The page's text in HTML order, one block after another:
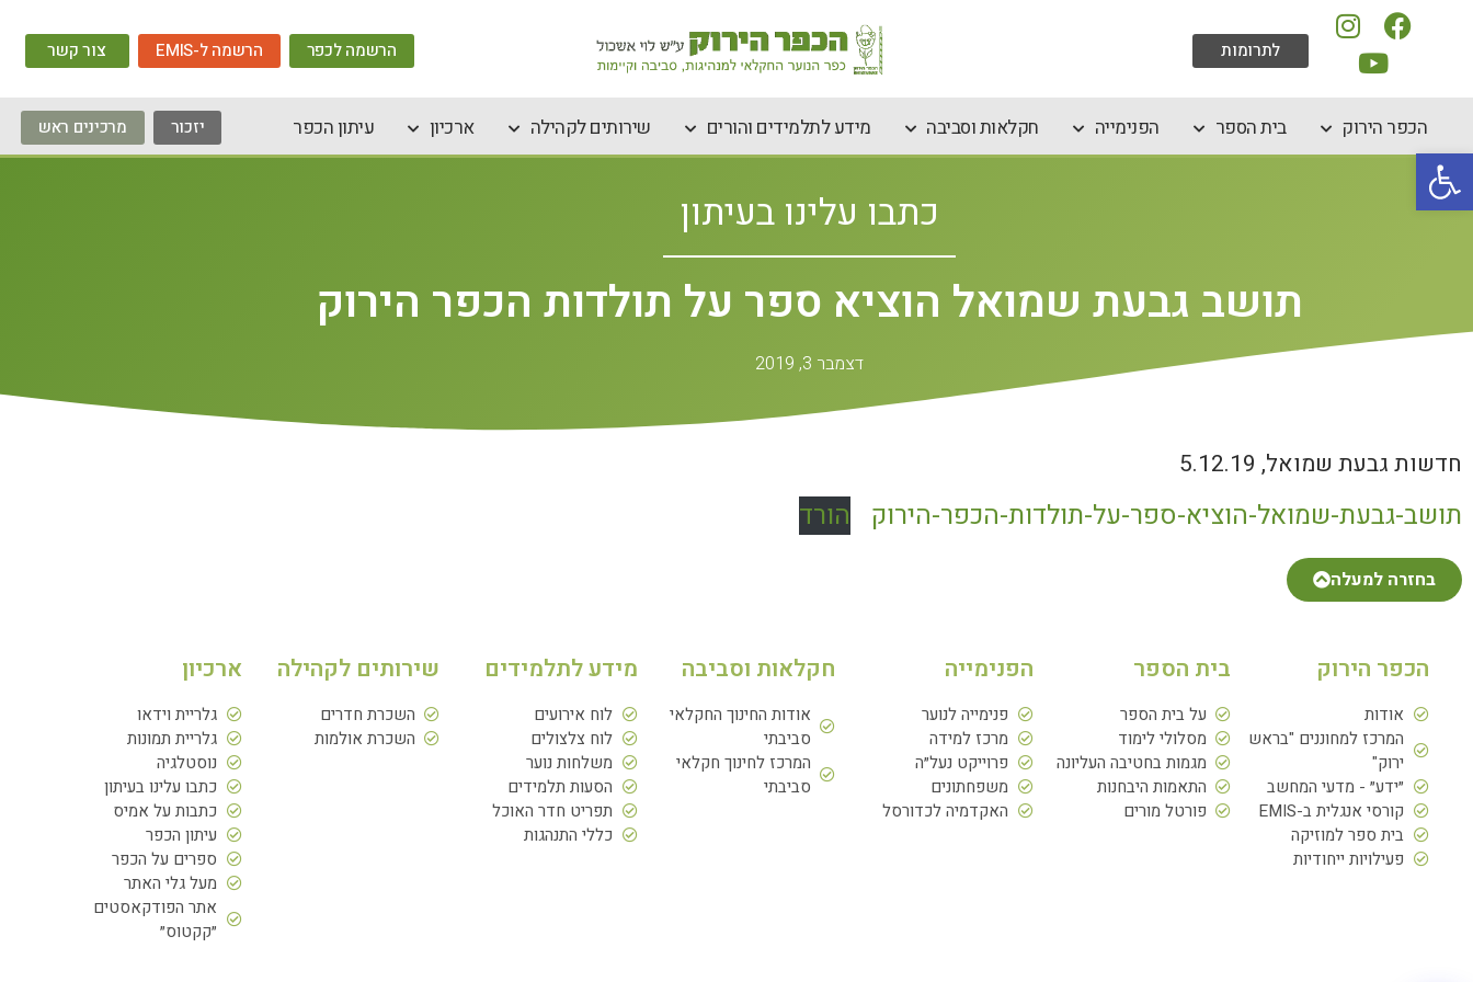
פתח סרגל נגישות
לתרומות הרשמה לכפר הרשמה ל-EMIS צור קשר
הכפר הירוק בית הספר הפנימייה חקלאות וסביבה מידע לתלמידים והורים שירותים לקהילה ארכיון עיתון הכפר יזכור מרכינים ראש
כתבו עלינו בעיתון
תושב גבעת שמואל הוציא ספר על תולדות הכפר הירוק
דצמבר 3, 2019
חדשות גבעת שמואל, 5.12.19
תושב-גבעת-שמואל-הוציא-ספר-על-תולדות-הכפר-הירוק הורד
בחזרה למעלה
הכפר הירוק
אודות
המרכז למחוננים "בראש
ירוק"
״ידע״ - מדעי המחשב
קורסי אנגלית ב-EMIS
בית ספר למוזיקה
פעילויות ייחודיות
בית הספר
על בית הספר
מסלולי לימוד
מגמות בחטיבה העליונה
התאמות היבחנות
פורטל מורים
הפנימייה
פנימייה לנוער
מרכז למידה
פרוייקט נעל״ה
משפחתונים
האקדמיה לכדורסל
חקלאות וסביבה
אודות החינוך החקלאי
סביבתי
המרכז לחינוך חקלאי
סביבתי
מידע לתלמידים
לוח אירועים
לוח צלצולים
משלחות נוער
הסעות תלמידים
תפריט חדר האוכל
כללי התנהגות
שירותים לקהילה
השכרת חדרים
השכרת אולמות
ארכיון
גלריית וידאו
גלריית תמונות
נוסטלגיה
כתבו עלינו בעיתון
כתבות על אמיס
עיתון הכפר
ספרים על הכפר
מעל גלי האתר
אתר הפודקאסטים
״קקטוס״